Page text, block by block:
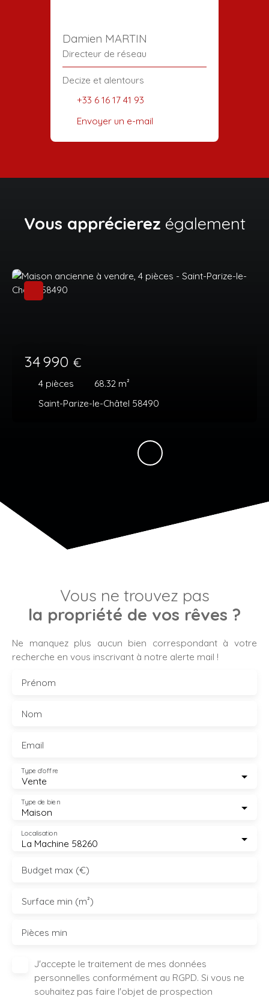
Damien MARTIN
Directeur de réseau
Decize et alentours
+33 6 16 17 41 93
Envoyer un e-mail
Vous apprécierez également
34 990 €
4 pièces 68.32 m²
Saint-Parize-le-Châtel 58490
Vous ne trouvez pas
la propriété de vos rêves ?
Ne manquez plus aucun bien correspondant à votre
recherche en vous inscrivant à notre alerte mail !
Prénom
Nom
Email
Vente
Type d'offre
Maison
Type de bien
La Machine 58260
Localisation
Budget max (€)
Surface min (m²)
Pièces min
J'accepte le traitement de mes données
personnelles conformément au RGPD. Si vous ne
souhaitez pas faire l'objet de prospection